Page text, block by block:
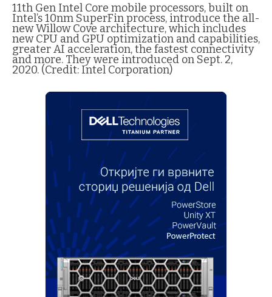
11th Gen Intel Core mobile processors, built on
Intel’s 10nm SuperFin process, introduce the all-
new Willow Cove architecture, which includes
new CPU and GPU optimization and capabilities,
greater AI acceleration, the fastest connectivity
and more. They were introduced on Sept. 2,
2020. (Credit: Intel Corporation)